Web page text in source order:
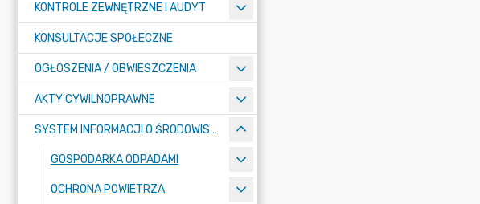
KONTROLE ZEWNĘTRZNE I AUDYT
KONSULTACJE SPOŁECZNE
OGŁOSZENIA / OBWIESZCZENIA
AKTY CYWILNOPRAWNE
SYSTEM INFORMACJI O ŚRODOWISKU
GOSPODARKA ODPADAMI
OCHRONA POWIETRZA